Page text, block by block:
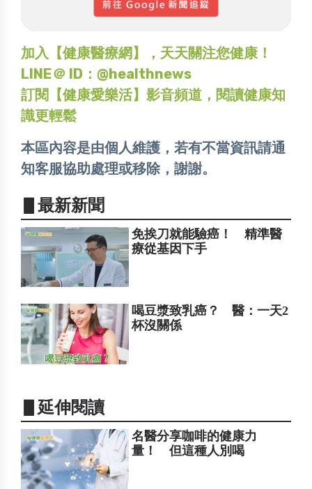
加入【健康醫療網】，天天關注您健康！
LINE＠ ID：@healthnews
訂閱【健康愛樂活】影音頻道，閱讀健康知
識更輕鬆
本區內容是由個人維護，若有不當資訊請通
知客服協助處理或移除，謝謝。
▋最新新聞
免挨刀就能驗癌！ 精準醫
療從基因下手
喝豆漿致乳癌？ 醫：一天2
杯沒關係
▋延伸閱讀
名醫分享咖啡的健康力
量！ 但這種人別喝